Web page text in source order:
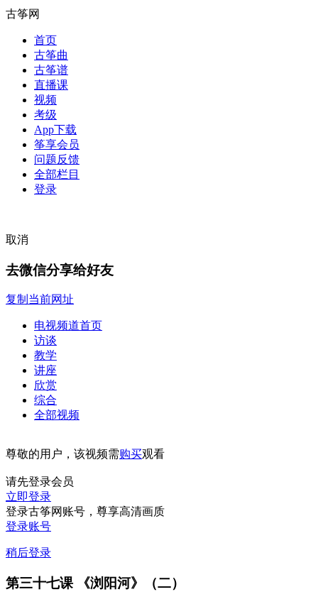
古筝网
首页
古筝曲
古筝谱
直播课
视频
考级
App下载
筝享会员
问题反馈
全部栏目
登录
取消
去微信分享给好友
复制当前网址
电视频道首页
访谈
教学
讲座
欣赏
综合
全部视频
尊敬的用户，该视频需购买观看
请先登录会员
立即登录
登录古筝网账号，尊享高清画质
登录账号
稍后登录
第三十七课 《浏阳河》（二）